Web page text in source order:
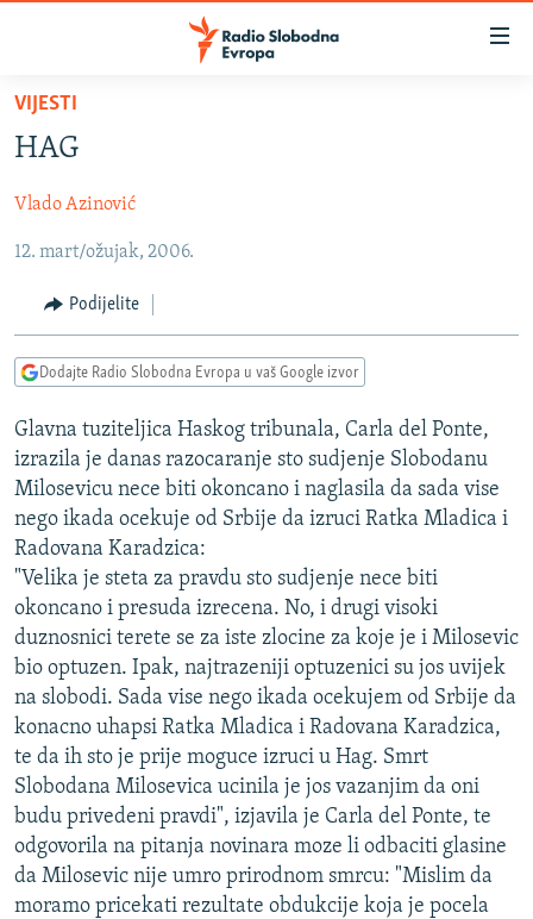
Pređite
glavni
Pređite
na
navigaciju
Pređite
na
pretragu
SRBIJA
KOSOVO
CRNA GORA
VIZUELNO
VIDEO
FOTOGALERIJE
INFOGRAFIKE
PODCASTI
RAT U UKRAJINI
KINA NA BALKANU
RSE PRIČE IZ SVIJETA
ISPRIČAJ MI
DNEVNO@RSE
SPECIJALI RSE
VIŠE OD NASLOVA
GENOCID U SREBRENICI
POPLAVE I KLIZIŠTA U BIH 2024.
TV LIBERTY
POST SCRIPTUM
MOJA EVROPA
PRATITE NAS
Sve RFE/RL stranice
VIJESTI
HAG
Vlado Azinović
12. mart/ožujak, 2006.
Podijelite
Dodajte Radio Slobodna Evropa u vaš Google izvor
Glavna tuziteljica Haskog tribunala, Carla del Ponte,
izrazila je danas razocaranje sto sudjenje Slobodanu
Milosevicu nece biti okoncano i naglasila da sada vise
nego ikada ocekuje od Srbije da izruci Ratka Mladica i
Radovana Karadzica:
"Velika je steta za pravdu sto sudjenje nece biti
okoncano i presuda izrecena. No, i drugi visoki
duznosnici terete se za iste zlocine za koje je i Milosevic
bio optuzen. Ipak, najtrazeniji optuzenici su jos uvijek
na slobodi. Sada vise nego ikada ocekujem od Srbije da
konacno uhapsi Ratka Mladica i Radovana Karadzica,
te da ih sto je prije moguce izruci u Hag. Smrt
Slobodana Milosevica ucinila je jos vazanjim da oni
budu privedeni pravdi", izjavila je Carla del Ponte, te
odgovorila na pitanja novinara moze li odbaciti glasine
da Milosevic nije umro prirodnom smrcu: "Mislim da
moramo pricekati rezultate obdukcije koja je pocela